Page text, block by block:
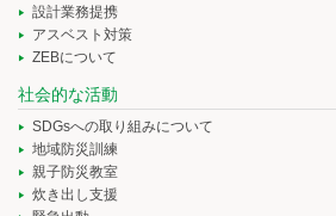
設計業務提携
アスベスト対策
ZEBについて
社会的な活動
SDGsへの取り組みについて
地域防災訓練
親子防災教室
炊き出し支援